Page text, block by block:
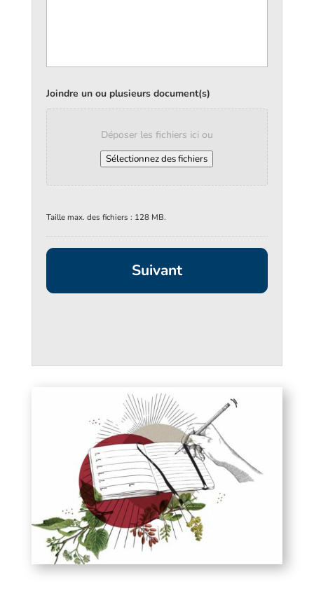
Joindre un ou plusieurs document(s)
Déposer les fichiers ici ou
Sélectionnez des fichiers
Taille max. des fichiers : 128 MB.